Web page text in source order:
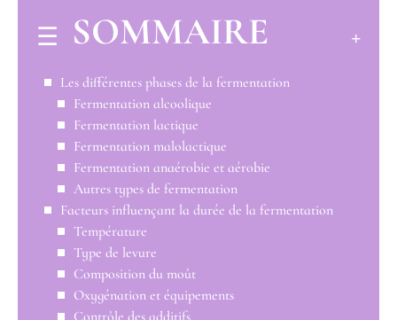
SOMMAIRE
Les différentes phases de la fermentation
Fermentation alcoolique
Fermentation lactique
Fermentation malolactique
Fermentation anaérobie et aérobie
Autres types de fermentation
Facteurs influençant la durée de la fermentation
Température
Type de levure
Composition du moût
Oxygénation et équipements
Contrôle des additifs